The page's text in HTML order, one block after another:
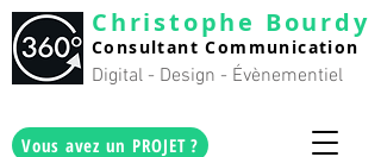
Christophe Bourdy
Consultant Communication
Digital - Design - Évènementiel
Vous avez un PROJET ?